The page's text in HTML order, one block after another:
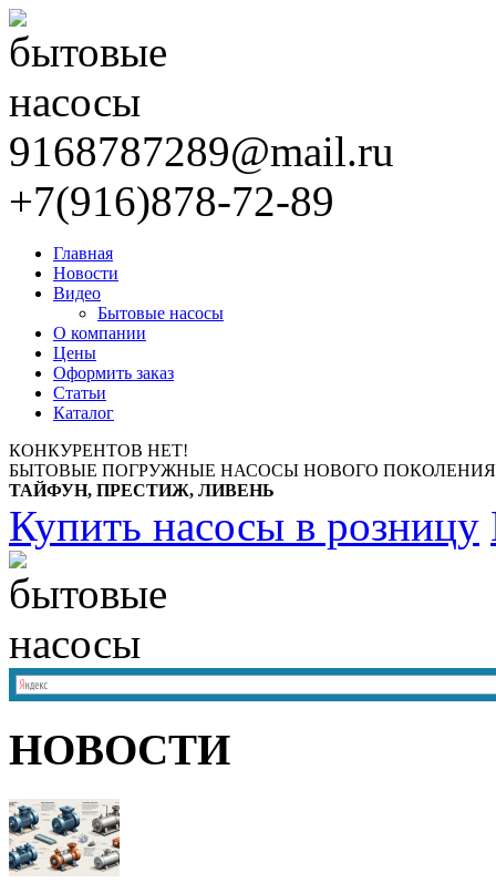
9168787289@mail.ru
+7(916)878-72-89
Главная
Новости
Видео
Бытовые насосы
О компании
Цены
Оформить заказ
Статьи
Каталог
КОНКУРЕНТОВ НЕТ!
БЫТОВЫЕ ПОГРУЖНЫЕ НАСОСЫ НОВОГО
ТАЙФУН, ПРЕСТИЖ, ЛИВЕНЬ
Купить насосы в розницу
НОВОСТИ